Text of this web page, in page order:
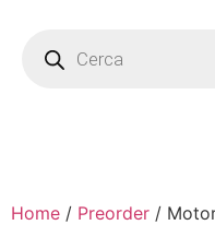
Home / Preorder /